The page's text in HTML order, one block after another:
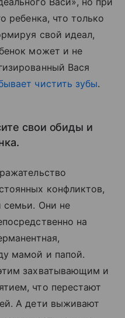
ребенка, что только
свой идеал,
может и не
Вася
чистить зубы.
свои обиды и
конфликтов,
семьи. Они не
на
мамой и папой.
захватывающим и
что перестают
А дети выживают